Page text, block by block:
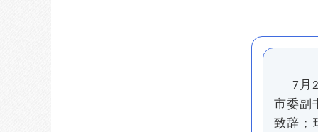
7 月
市委副
致辞；